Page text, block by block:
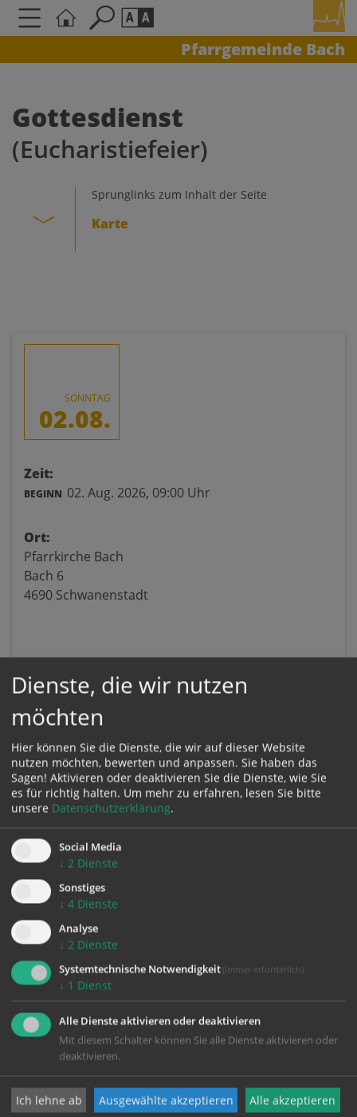
Pfarrgemeinde Bach
AAA
Kontrasteinstellungen
A
Gottesdienst
(Eucharistiefeier)
Sprunglinks zum Inhalt der Seite
Karte
SONNTAG
02.08.
Zeit:
BEGINN 02. Aug. 2026, 09:00 Uhr
Ort:
Pfarrkirche Bach
Bach 6
4690 Schwanenstadt
Karte:
Bitte akzeptieren Sie
die Seite neu
zurück
Dienste, die wir nutzen
möchten
Hier können Sie die Dienste, die wir auf dieser Website
nutzen möchten, bewerten und anpassen. Sie haben das
Sagen! Aktivieren oder deaktivieren Sie die Dienste, wie Sie
es für richtig halten. Um mehr zu erfahren, lesen Sie bitte
unsere Datenschutzerklärung.
Social Media
↓ 2 Dienste
Sonstiges
↓ 4 Dienste
Analyse
↓ 2 Dienste
Systemtechnische Notwendigkeit (immer erforderlich)
↓ 1 Dienst
Alle Dienste aktivieren oder deaktivieren
Mit diesem Schalter können Sie alle Dienste aktivieren oder
deaktivieren.
Ich lehne ab Ausgewählte akzeptieren Alle akzeptieren